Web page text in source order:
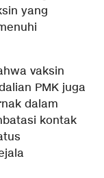
yang
vaksin
PMK juga
dalam
kontak